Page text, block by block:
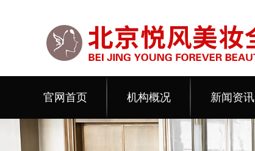
官网首页 机构概况 新闻资讯